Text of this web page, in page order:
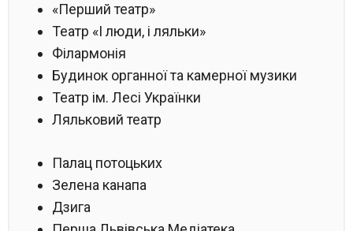
«Перший театр»
Театр «І люди, і ляльки»
Філармонія
Будинок органної та камерної музики
Театр ім. Лесі Українки
Ляльковий театр
Палац потоцьких
Зелена канапа
Дзига